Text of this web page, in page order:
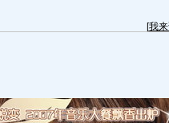
[我